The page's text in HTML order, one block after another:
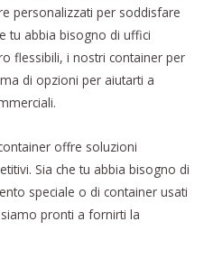
personalizzati per soddisfare
tu abbia bisogno di uffici
flessibili, i nostri container per
di opzioni per aiutarti a
offre soluzioni
Sia che tu abbia bisogno di
speciale o di container usati
pronti a fornirti la